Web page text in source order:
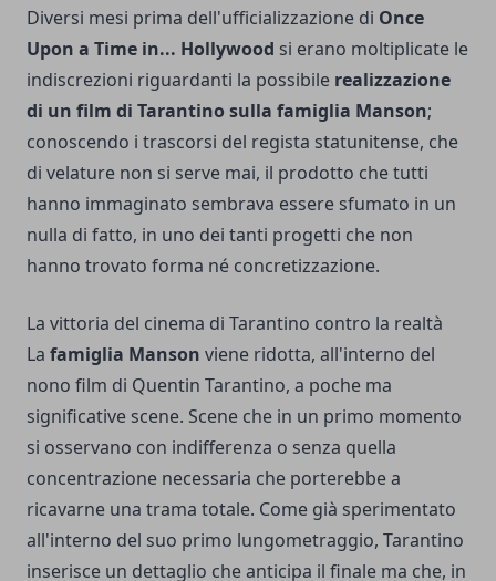
Diversi mesi prima dell'ufficializzazione di Once
Upon a Time in... Hollywood si erano moltiplicate le
indiscrezioni riguardanti la possibile realizzazione
di un film di Tarantino sulla famiglia Manson;
conoscendo i trascorsi del regista statunitense, che
di velature non si serve mai, il prodotto che tutti
hanno immaginato sembrava essere sfumato in un
nulla di fatto, in uno dei tanti progetti che non
hanno trovato forma né concretizzazione.
La vittoria del cinema di Tarantino contro la realtà
La famiglia Manson viene ridotta, all'interno del
nono film di Quentin Tarantino, a poche ma
significative scene. Scene che in un primo momento
si osservano con indifferenza o senza quella
concentrazione necessaria che porterebbe a
ricavarne una trama totale. Come già sperimentato
all'interno del suo primo lungometraggio, Tarantino
inserisce un dettaglio che anticipa il finale ma che, in